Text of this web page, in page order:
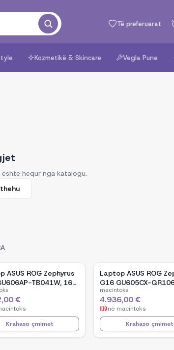
Të preferuarat
Kozmetikë & Skincare Vegla Pune
hequr nga katalogu.
ASUS ROG Zephyrus
TB041W, 16-
Intel Core Ultra 9
GeForce RTX
RAM, 1TB SSD,
11 - Black
€
Krahaso çmimet
Laptop ASUS ROG
G16 GU605CX-
inch WQXGA OLED,
Ultra 9 285H, NVIDIA
RTX 5090, 32GB RAM,
SSD, Windows 11 -
macintoks
4.936,00 €
në macintoks
Krahaso çmimet